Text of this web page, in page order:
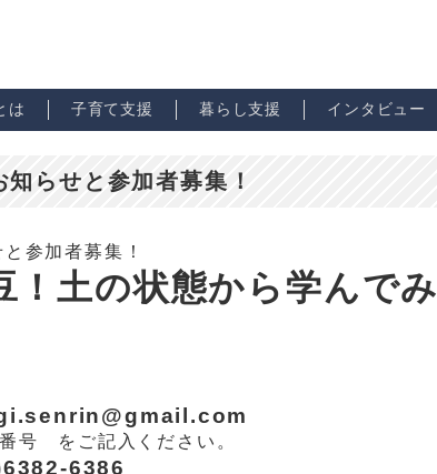
は 子育て支援 暮らし支援 インタビュー
らせと参加者募集！
！土の状態から学んでみ
をご記入ください。
6386